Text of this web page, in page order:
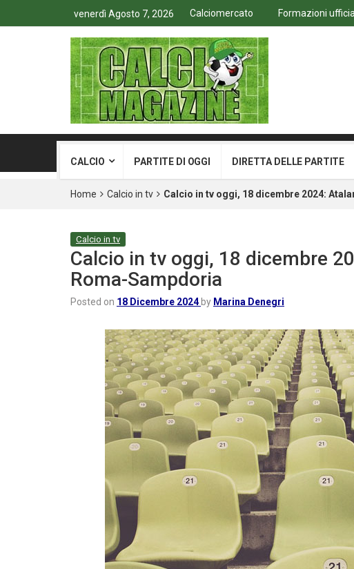
venerdì Agosto 7, 2026 Calciomercato Formazioni
CALCIO PARTITE DI OGGI DIRETTA DELLE PARTITE
Home Calcio in tv Calcio in tv oggi, 18 dicembre 2024:
Calcio in tv
Calcio in tv oggi, 18 dicembre
Roma-Sampdoria
Posted on 18 Dicembre 2024 by Marina Denegri